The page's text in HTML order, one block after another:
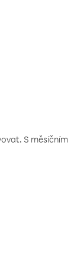
S měsíčním